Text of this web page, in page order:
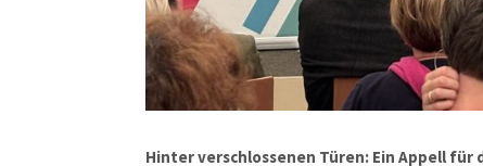
Hinter verschlossenen Türen: Ein Appell für